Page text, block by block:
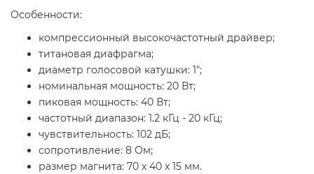
Особенности:
компрессионный высокочастотный драйвер;
титановая диафрагма;
диаметр голосовой катушки: 1";
номинальная мощность: 20 Вт;
пиковая мощность: 40 Вт;
частотный диапазон: 1.2 кГц - 20 кГц;
чувствительность: 102 дБ;
сопротивление: 8 Ом;
размер магнита: 70 х 40 х 15 мм.